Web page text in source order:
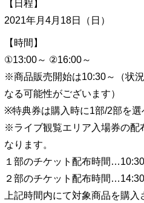
【日程】
2021年月4月18日（日）
【時間】
①13:00～ ②16:00～
※商品販売開始は10:30～（状
なる可能性がございます）
※特典券は購入時に1部/2部を選
※ライブ観覧エリア入場券の配
なります。
１部のチケット配布時間
２部のチケット配布時間
上記時間内にて対象商品を購